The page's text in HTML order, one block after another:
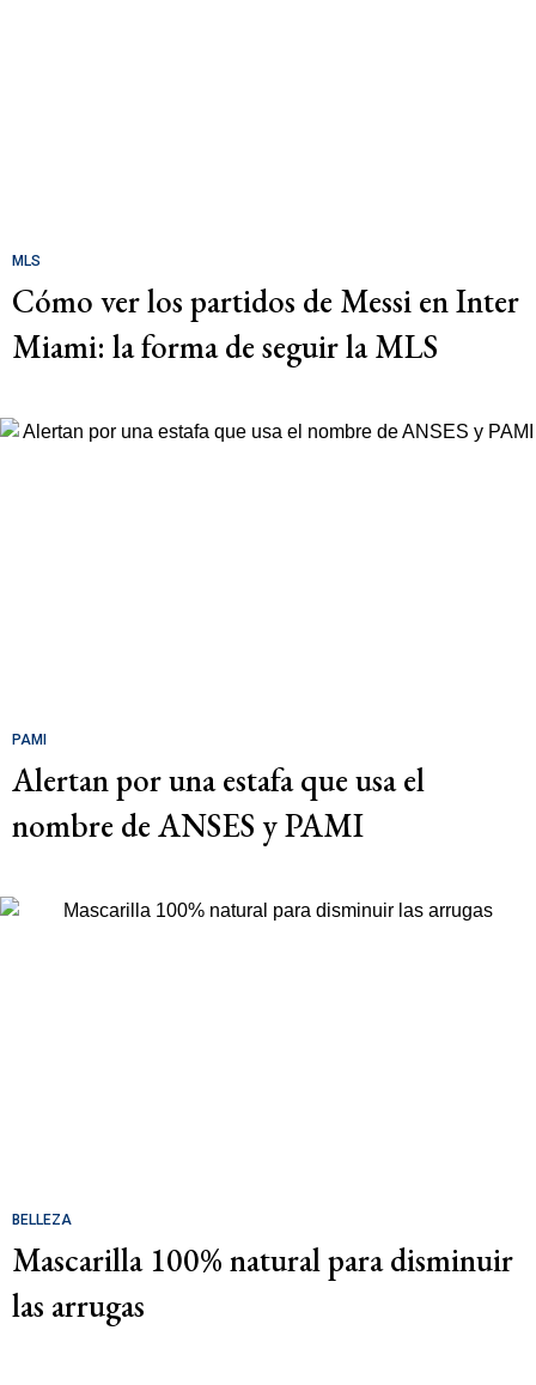
MLS
Cómo ver los partidos de Messi en Inter
Miami: la forma de seguir la MLS
PAMI
Alertan por una estafa que usa el
nombre de ANSES y PAMI
BELLEZA
Mascarilla 100% natural para disminuir
las arrugas